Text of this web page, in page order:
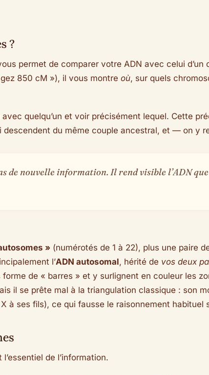
?
permet de comparer votre ADN avec celui
850 cM »), il vous montre où, sur quels
quelqu’un et voir précisément lequel. Cette
descendent du même couple ancestral, et — on y
de nouvelle information. Il rendvisiblel’ADN
» (numérotés de 1 à 22), plus une paire
l’ADN autosomal, hérité de vos deux
de « barres » et y surlignent en couleur les
il se prête mal à la triangulation classique : son
à ses fils), ce qui fausse le raisonnement habituel
de l’information.